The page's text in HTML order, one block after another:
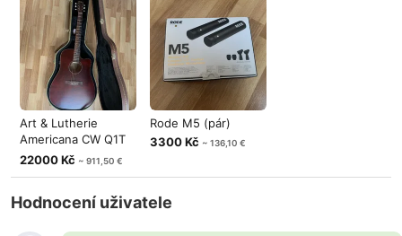
Art & Lutherie
Americana CW Q1T
+ kufr
22000 Kč ~ 911,50 €
Rode M5 (pár)
3300 Kč ~ 136,10 €
Hodnocení uživatele